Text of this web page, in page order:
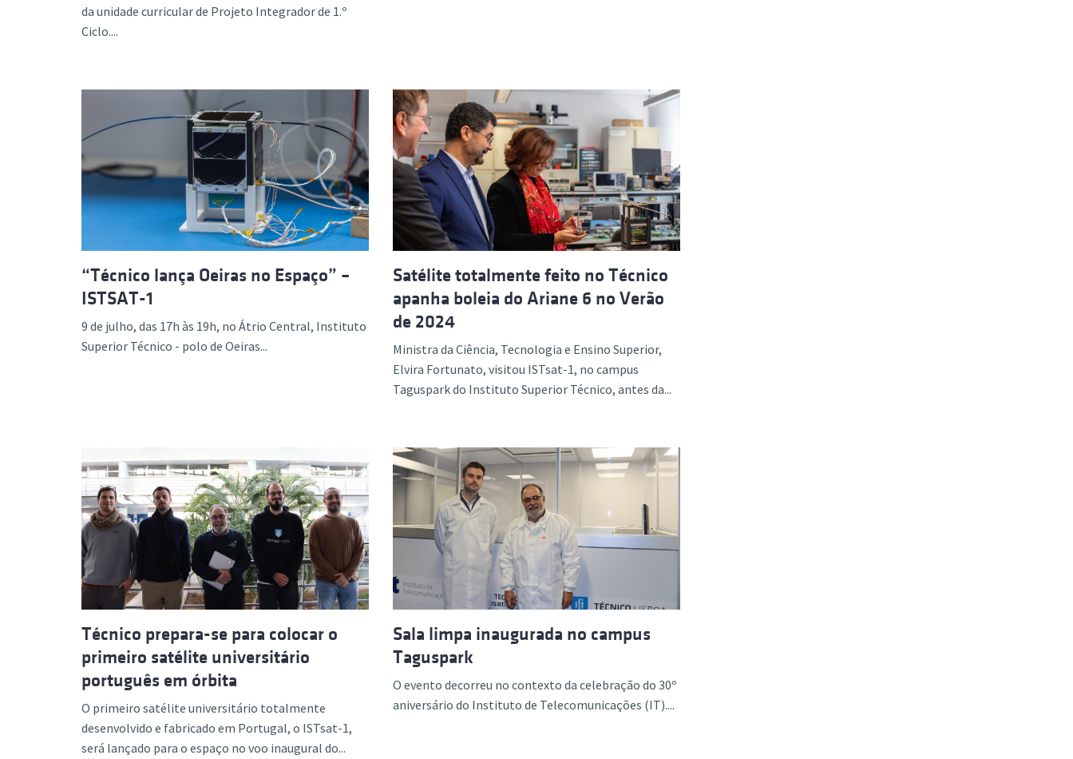
da unidade curricular de Projeto Integrador de 1.º
Ciclo....
“Técnico lança Oeiras no Espaço” –
ISTSAT-1
9 de julho, das 17h às 19h, no Átrio Central, Instituto
Superior Técnico - polo de Oeiras...
Satélite totalmente feito no Técnico
apanha boleia do Ariane 6 no Verão
de 2024
Ministra da Ciência, Tecnologia e Ensino Superior,
Elvira Fortunato, visitou ISTsat-1, no campus
Taguspark do Instituto Superior Técnico, antes da...
Técnico prepara-se para colocar o
primeiro satélite universitário
português em órbita
O primeiro satélite universitário totalmente
desenvolvido e fabricado em Portugal, o ISTsat-1,
será lançado para o espaço no voo inaugural do...
Sala limpa inaugurada no campus
Taguspark
O evento decorreu no contexto da celebração do 30º
aniversário do Instituto de Telecomunicações (IT)....